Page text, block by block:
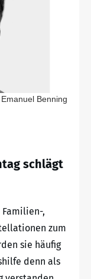
Emanuel Benning
schlägt
Familien-,
zum
sie häufig
denn als